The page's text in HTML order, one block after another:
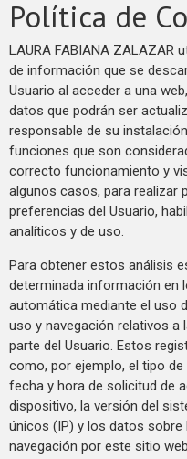
Política de
LAURA FABIANA ZALAZAR
de información que se
Usuario al acceder a una
datos que podrán ser
responsable de su
funciones que son
correcto funcionamiento y
algunos casos, para realizar
preferencias del Usuario,
analíticos y de uso.
Para obtener estos análisis
determinada información en
automática mediante el uso
uso y navegación relativos
parte del Usuario. Estos
como, por ejemplo, el tipo de
fecha y hora de solicitud de
dispositivo, la versión del
únicos (IP) y los datos
navegación por este sitio